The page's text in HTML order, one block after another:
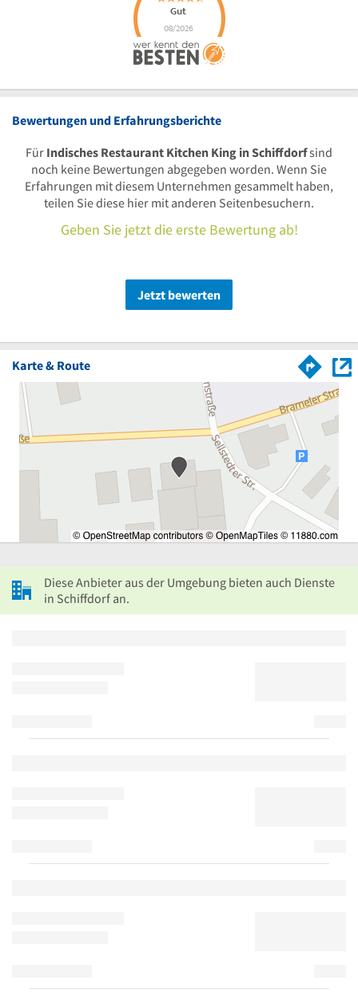
Bewertungen und Erfahrungsberichte
Für Indisches Restaurant Kitchen King in Schiffdorfsind
noch keine Bewertungen abgegeben worden. Wenn Sie
Erfahrungen mit diesem Unternehmen gesammelt haben,
teilen Sie diese hier mit anderen Seitenbesuchern.
Geben Sie jetzt die erste Bewertung ab!
Jetzt bewerten
Karte & Route
Diese Anbieter aus der Umgebung bieten auch Dienste
in Schiffdorf an.